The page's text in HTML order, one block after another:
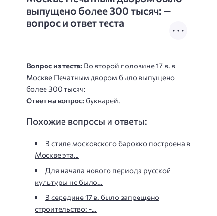
выпущено более 300 тысяч: —
вопрос и ответ теста
Вопрос из теста: Во второй половине 17 в. в
Москве Печатным двором было выпущено
более 300 тысяч:
Ответ на вопрос: букварей.
Похожие вопросы и ответы:
В стиле московского барокко построена в
Москве эта…
Для начала нового периода русской
культуры не было…
В середине 17 в. было запрещено
строительство: -…